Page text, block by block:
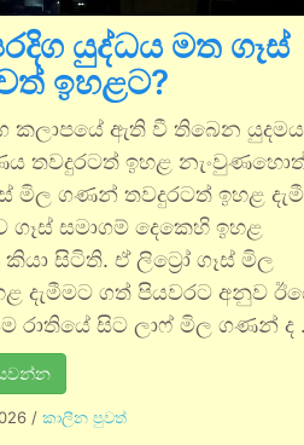
යුද්ධය මත ගෑස්
ඉහළට?
කලාප​යේ ඇති වී තිබෙන යුදමය
තවදුරටත් ඉහළ
මිල ගණන් තවදුරටත් ඉහළ
ගෑස් සමාගම් දෙකෙහි ඉහළ
සිටිති. ඒ ලිට්‍රෝ ගෑස් මිල
දැමීමට ගත් පියවරට අනුව
රාතියේ සිට ලාෆ් මිල ගණන් ද
/ කාලීන පුවත්